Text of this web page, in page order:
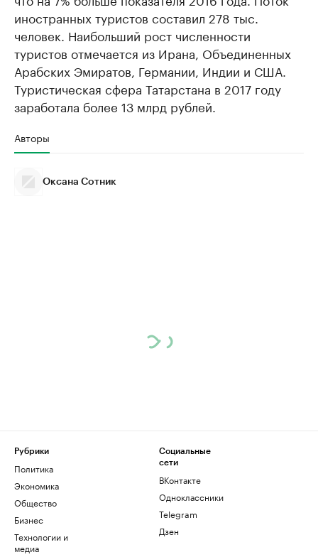
иностранных туристов составил 278 тыс.
человек. Наибольший рост численности
туристов отмечается из Ирана, Объединенных
Арабских Эмиратов, Германии, Индии и США.
Туристическая сфера Татарстана в 2017 году
заработала более 13 млрд рублей.
Авторы
Оксана Сотник
Рубрики
Политика
Экономика
Общество
Бизнес
Технологии и
медиа
Социальные
сети
ВКонтакте
Одноклассники
Telegram
Дзен